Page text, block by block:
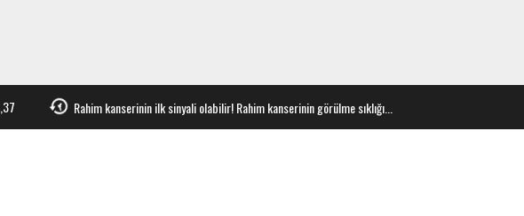
Rahim kanserinin ilk sinyali olabilir! Rahim kanserinin görülme sıklığı...